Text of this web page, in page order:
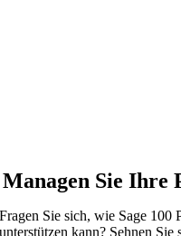
Managen Sie Ihre
Fragen Sie sich, wie Sage 100
unterstützen kann? Sehnen Sie